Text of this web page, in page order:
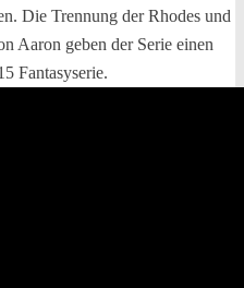
Die Trennung der Rhodes und
Aaron geben der Serie einen
Fantasyserie.